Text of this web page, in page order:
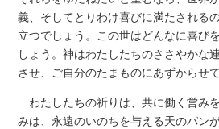
義、そしてとりわけ喜びに満たされる
立つでしょう。この世はどんなに喜び
しょう。神はわたしたちのささやかな
させ、ご自分のたまものにあずからせ
わたしたちの祈りは、共に働く営み
みは、永遠のいのちを与える天のパン